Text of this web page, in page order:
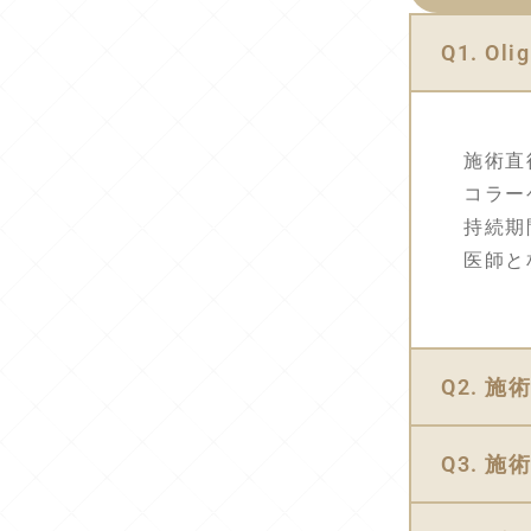
Q1.
施術
コラ
持続
医師
Q2. 施
Q3. 施